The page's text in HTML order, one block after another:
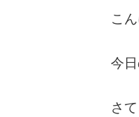
こ
今
さ